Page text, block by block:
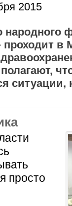
2015
в
ситуации,
просто